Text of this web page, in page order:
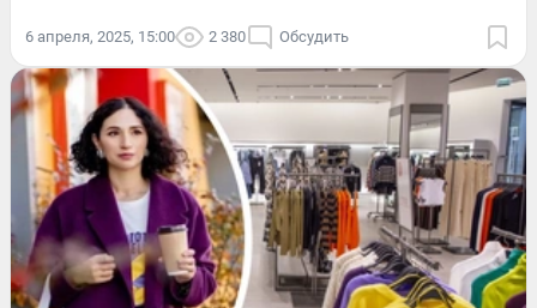
6 апреля, 2025, 15:00 2 380 Обсудить